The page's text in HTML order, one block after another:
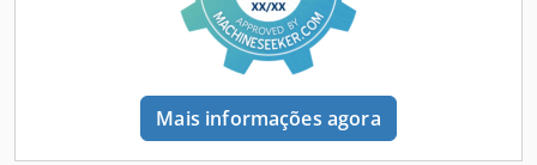
Mais informações agora